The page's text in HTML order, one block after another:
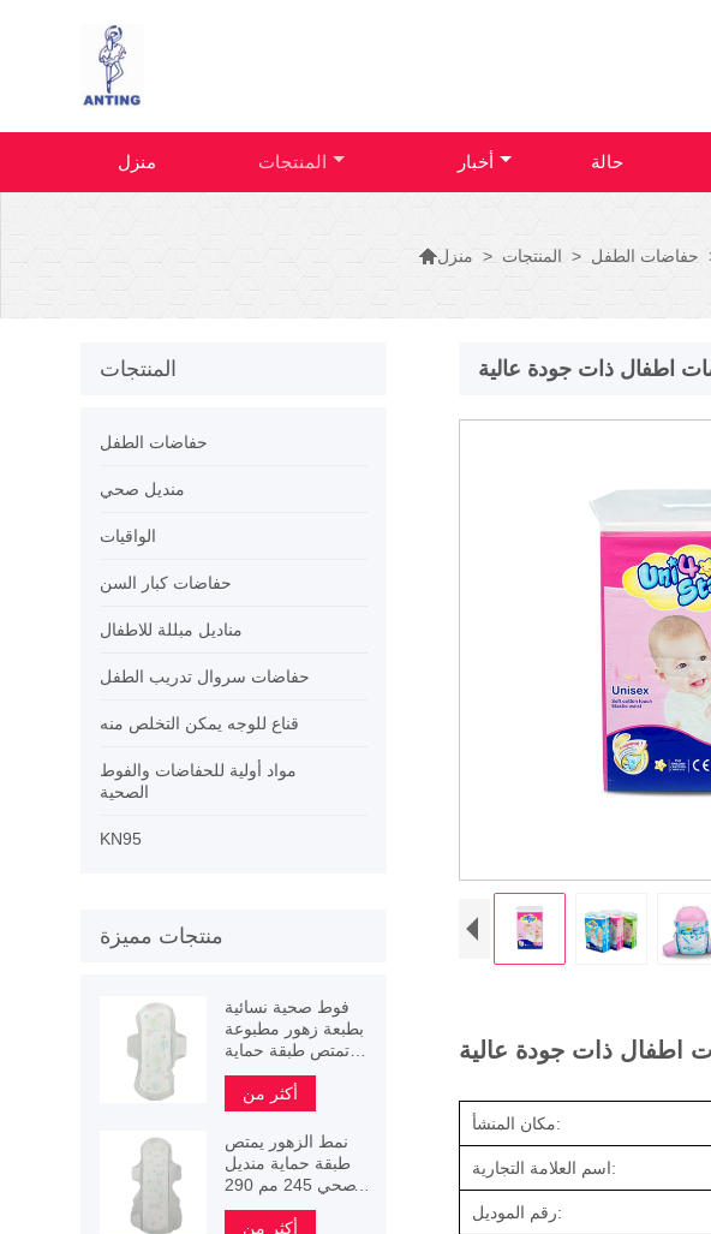
منزل المنتجات أخبار حالة
منزل > المنتجات > حفاضات الطفل
اطفال ذات جودة عالية
اطفال ذات جودة عالية
مكان المنشأ:
اسم العلامة التجارية:
رقم الموديل:
المنتجات
حفاضات الطفل
منديل صحي
الواقيات
حفاضات كبار السن
مناديل مبللة للاطفال
حفاضات سروال تدريب الطفل
قناع للوجه يمكن التخلص منه
مواد أولية للحفاضات والفوط
الصحية
KN95
منتجات مميزة
فوط صحية نسائية
بطبعة زهور مطبوعة
تمتص طبقة حماية
مجنحة
أكثر من
نمط الزهور يمتص
طبقة حماية منديل
صحي 245 مم 290
مم 340 مم
أكثر من